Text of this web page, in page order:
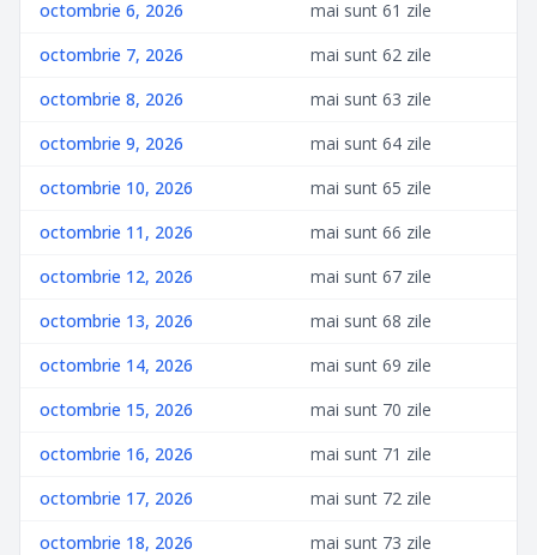
octombrie 6, 2026
mai sunt 61 zile
octombrie 7, 2026
mai sunt 62 zile
octombrie 8, 2026
mai sunt 63 zile
octombrie 9, 2026
mai sunt 64 zile
octombrie 10, 2026
mai sunt 65 zile
octombrie 11, 2026
mai sunt 66 zile
octombrie 12, 2026
mai sunt 67 zile
octombrie 13, 2026
mai sunt 68 zile
octombrie 14, 2026
mai sunt 69 zile
octombrie 15, 2026
mai sunt 70 zile
octombrie 16, 2026
mai sunt 71 zile
octombrie 17, 2026
mai sunt 72 zile
octombrie 18, 2026
mai sunt 73 zile